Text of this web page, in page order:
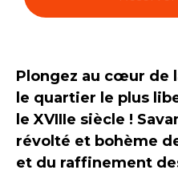
Plongez au cœur de
le quartier le plus
le XVIIIe siècle !
révolté et bohème
et du raffinement